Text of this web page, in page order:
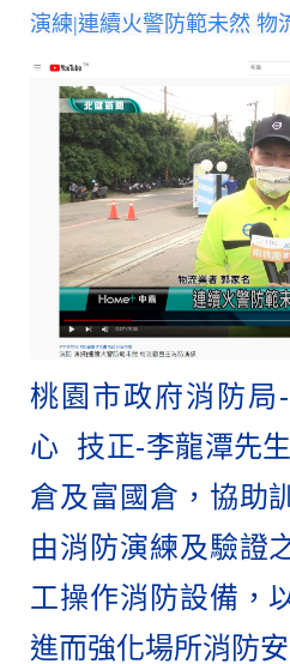
演練|連續火警防範未然 物
桃園市政府消防局-
心
技正-李龍潭先
倉及富國倉，協助
由消防演練及驗證
工操作消防設備，
進而強化場所消防